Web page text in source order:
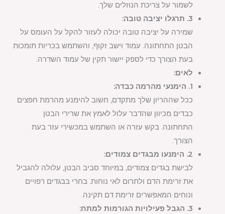
לשמור על צריכת הנוזלים שלך.
3. תרגלו יציבה טובה:
שמירה על יציבה טובה יכולה לעזור להקל על העומס על
הבטן התחתונה. עמוד וישב זקוף, והשתמש בכריות תומכות
בעת הצורך כדי לספק יישור תקין של עמוד השדרה.
לאים:
1. הימנעי מהרמה כבדה:
ככל שההריון שלך מתקדם, חשוב להימנע מהרמת חפצים
כבדים מכיוון שהדבר עלול לאמץ את שרירי הבטן
התחתונה. בקש עזרה או השתמש במכשירי עזר בעת
הצורך.
2. הימנעו מבגדים צמודים:
לבישת בגדים צמודים, במיוחד סביב הבטן, עלולה להגביל
את זרימת הדם ולתרום לאי נוחות. בחרי בבגדים רפויים
ונוחים המאפשרים זרימת דם תקינה.
3. הגבל פעילויות הגורמות למתח: